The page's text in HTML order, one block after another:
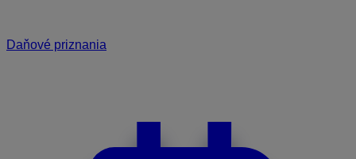
Daňové priznania